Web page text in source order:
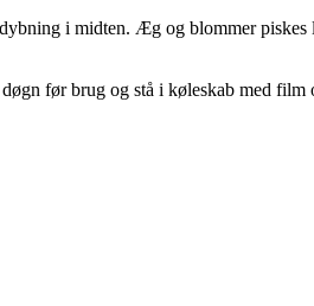
i midten. Æg og blommer
før brug og stå i køleskab med film